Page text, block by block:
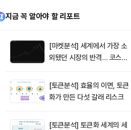
지금 꼭 알아야 할 리포트
[마켓분석] 세계에서 가장 소
외됐던 시장의 반격… 코스피
[토큰분석] 효율의 이면, 토큰
화가 만든 다섯 갈래 리스크
[토큰분석] 토큰화 세계의 세